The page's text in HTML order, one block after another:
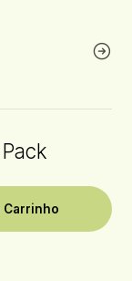
Carrinho